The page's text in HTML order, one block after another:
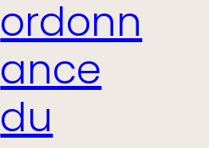
ordonn
ance
du